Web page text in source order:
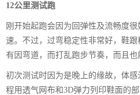
12公里测试跑
刚开始起跑会因为回弹性及流畅度
速。不过，过弯稳定性非常好，鞋
有因弯道，而打乱跑步节奏，而且也
初次测试时因为是晚上的缘故，体
程用透气网布和3D弹力列印鞋面的